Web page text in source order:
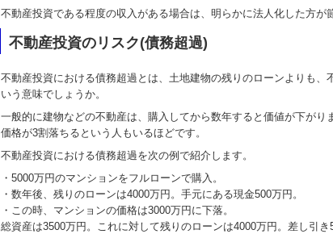
不動産投資である程度の収入がある場合は、明らかに法人化した方が
不動産投資のリスク(債務超過)
不動産投資における債務超過とは、土地建物の残りのローンよりも
いう意味でしょうか。
一般的に建物などの不動産は、購入してから数年すると価値が下が
価格が3割落ちるという人もいるほどです。
不動産投資における債務超過を次の例で紹介します。
・5000万円のマンションをフルローンで購入。
・数年後、残りのローンは4000万円。手元にある現金500万円。
・この時、マンションの価格は3000万円に下落。
総資産は3500万円。これに対して残りのローンは4000万円。差し引き